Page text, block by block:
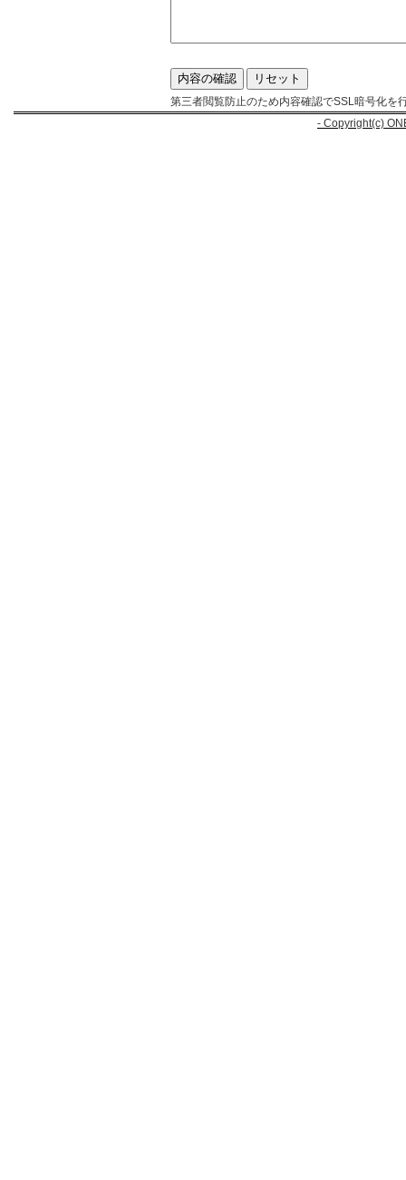
第三者閲覧防止のため内容確認でSSL暗号化を
- Copyright(c)